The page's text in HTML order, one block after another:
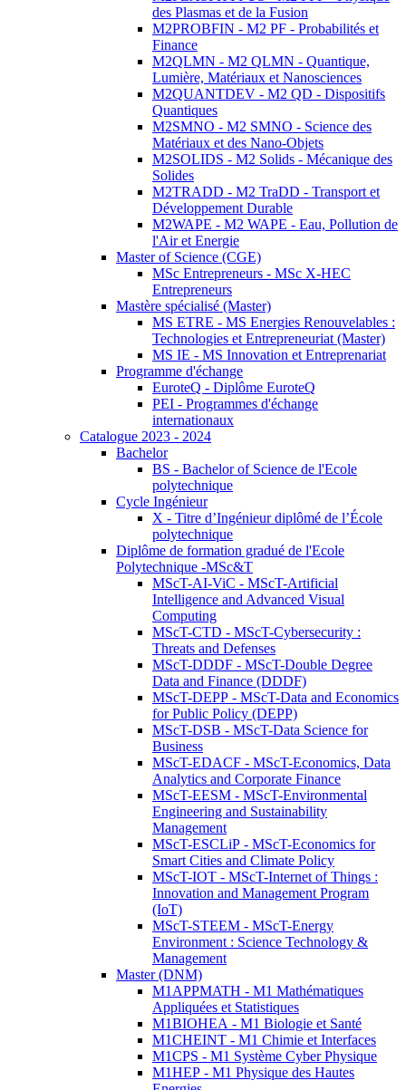
des Plasmas et de la Fusion
M2PROBFIN - M2 PF - Probabilités et
Finance
M2QLMN - M2 QLMN - Quantique,
Lumière, Matériaux et Nanosciences
M2QUANTDEV - M2 QD - Dispositifs
Quantiques
M2SMNO - M2 SMNO - Science des
Matériaux et des Nano-Objets
M2SOLIDS - M2 Solids - Mécanique des
Solides
M2TRADD - M2 TraDD - Transport et
Développement Durable
M2WAPE - M2 WAPE - Eau, Pollution de
l'Air et Energie
Master of Science (CGE)
MSc Entrepreneurs - MSc X-HEC
Entrepreneurs
Mastère spécialisé (Master)
MS ETRE - MS Energies Renouvelables :
Technologies et Entrepreneuriat (Master)
MS IE - MS Innovation et Entreprenariat
Programme d'échange
EuroteQ - Diplôme EuroteQ
PEI - Programmes d'échange
internationaux
Catalogue 2023 - 2024
Bachelor
BS - Bachelor of Science de l'Ecole
polytechnique
Cycle Ingénieur
X - Titre d’Ingénieur diplômé de l’École
polytechnique
Diplôme de formation gradué de l'Ecole
Polytechnique -MSc&T
MScT-AI-ViC - MScT-Artificial
Intelligence and Advanced Visual
Computing
MScT-CTD - MScT-Cybersecurity :
Threats and Defenses
MScT-DDDF - MScT-Double Degree
Data and Finance (DDDF)
MScT-DEPP - MScT-Data and Economics
for Public Policy (DEPP)
MScT-DSB - MScT-Data Science for
Business
MScT-EDACF - MScT-Economics, Data
Analytics and Corporate Finance
MScT-EESM - MScT-Environmental
Engineering and Sustainability
Management
MScT-ESCLiP - MScT-Economics for
Smart Cities and Climate Policy
MScT-IOT - MScT-Internet of Things :
Innovation and Management Program
(IoT)
MScT-STEEM - MScT-Energy
Environment : Science Technology &
Management
Master (DNM)
M1APPMATH - M1 Mathématiques
Appliquées et Statistiques
M1BIOHEA - M1 Biologie et Santé
M1CHEINT - M1 Chimie et Interfaces
M1CPS - M1 Système Cyber Physique
M1HEP - M1 Physique des Hautes